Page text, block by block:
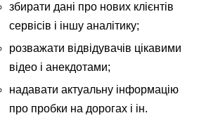
збирати дані про нових клієнтів
сервісів і іншу аналітику;
розважати відвідувачів цікавими
відео і анекдотами;
надавати актуальну інформацію
про пробки на дорогах і ін.